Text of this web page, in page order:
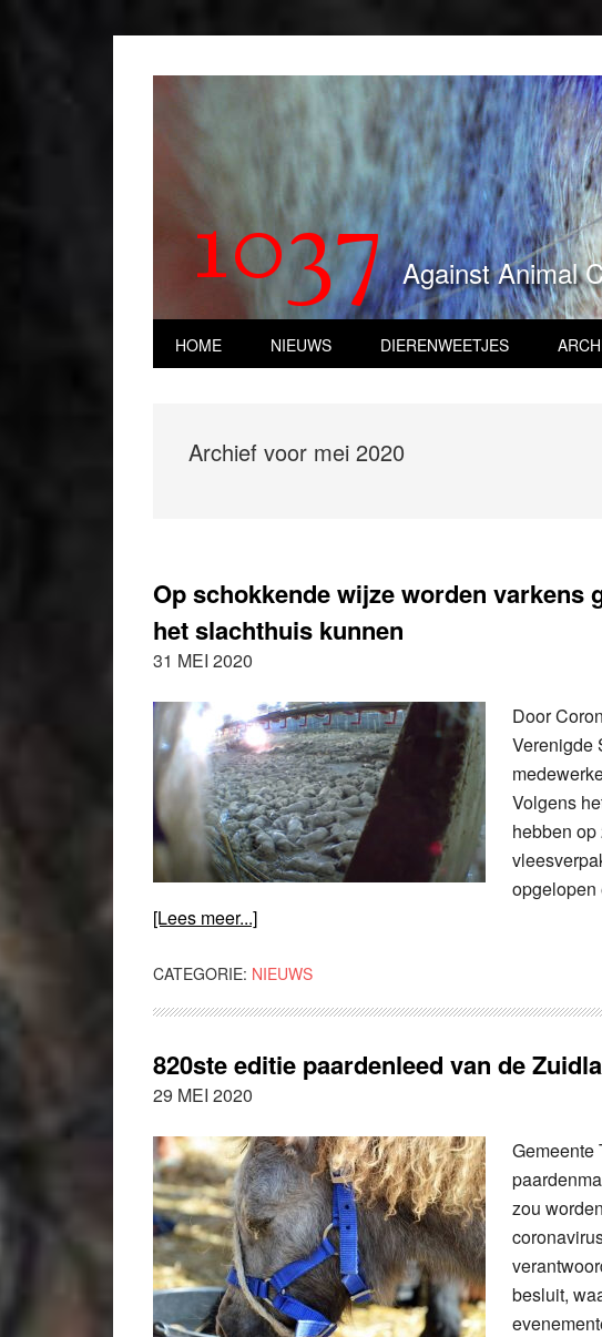
1037 Against Animal
HOME NIEUWS DIERENWEETJES
Archief voor mei 2020
Op schokkende wijze worden varkens
het slachthuis kunnen
31 MEI 2020
Door
Verenigde
Volgens
hebben
[Lees meer...]
CATEGORIE: NIEUWS
820ste editie paardenleed van de
29 MEI 2020
Gemeente
zou
besluit,